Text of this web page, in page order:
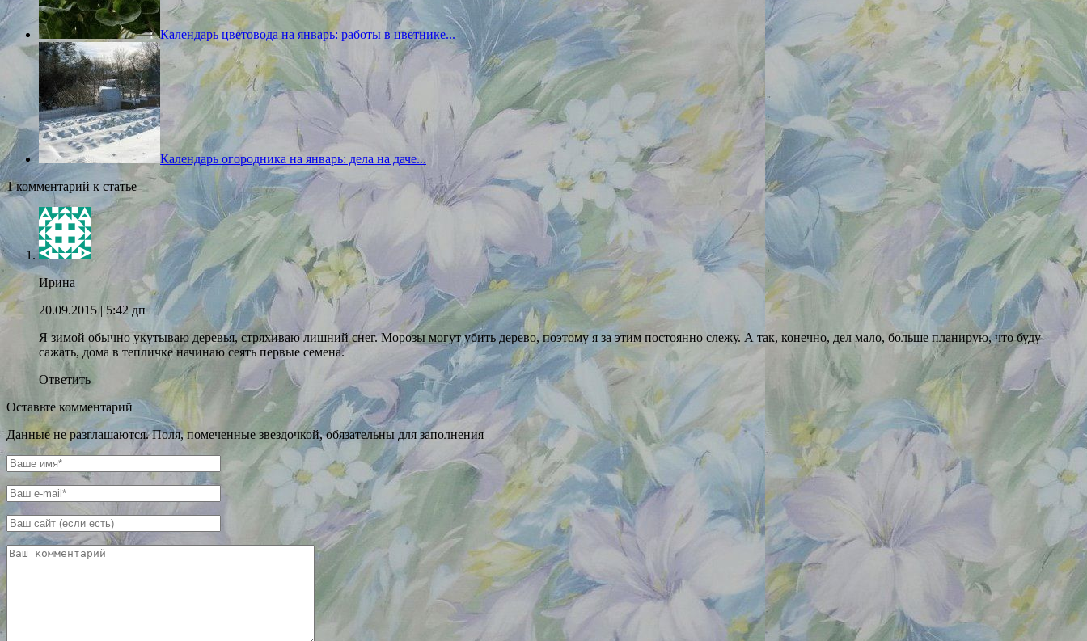
Календарь цветовода на январь: работы в цветнике...
Календарь огородника на январь: дела на даче...
1 комментарий к статье
Ирина
20.09.2015 | 5:42 дп
Я зимой обычно укутываю деревья, стряхиваю лишний снег. Морозы могут убить дерево, поэтому я за этим постоянно слежу. А так, конечно, дел мало, больше планирую, что буду
сажать, дома в тепличке начинаю сеять первые семена.
Ответить
Оставьте комментарий
Данные не разглашаются. Поля, помеченные звездочкой, обязательны для заполнения